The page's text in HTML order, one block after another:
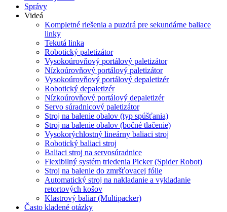
Správy
Videá
Kompletné riešenia a puzdrá pre sekundárne baliace
linky
Tekutá linka
Robotický paletizátor
Vysokoúrovňový portálový paletizátor
Nízkoúrovňový portálový paletizátor
Vysokoúrovňový portálový depaletizér
Robotický depaletizér
Nízkoúrovňový portálový depaletizér
Servo súradnicový paletizátor
Stroj na balenie obalov (typ spúšťania)
Stroj na balenie obalov (bočné tlačenie)
Vysokorýchlostný lineárny baliaci stroj
Robotický baliaci stroj
Baliaci stroj na servosúradnice
Flexibilný systém triedenia Picker (Spider Robot)
Stroj na balenie do zmršťovacej fólie
Automatický stroj na nakladanie a vykladanie
retortových košov
Klastrový baliar (Multipacker)
Často kladené otázky